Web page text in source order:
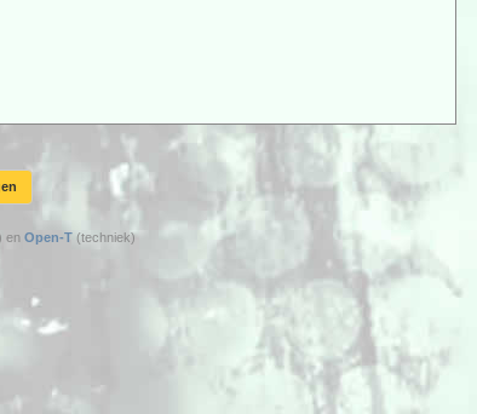
en Open-T (techniek)